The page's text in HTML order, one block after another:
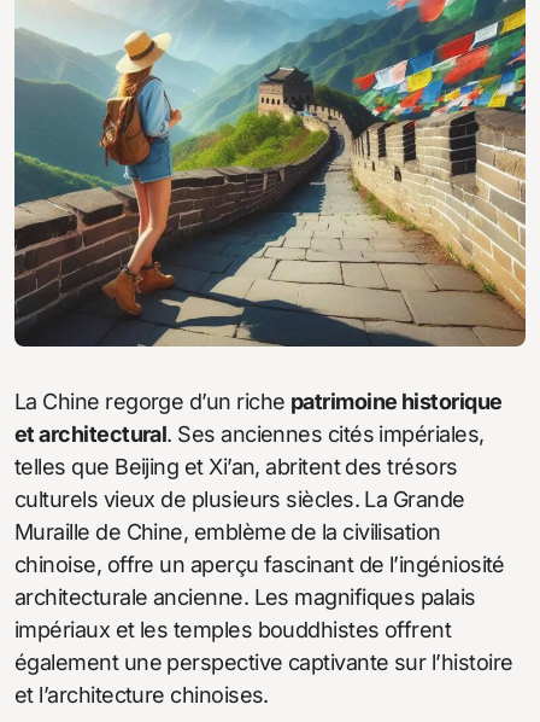
La Chine regorge d’un riche patrimoine historique
et architectural. Ses anciennes cités impériales,
telles que Beijing et Xi’an, abritent des trésors
culturels vieux de plusieurs siècles. La Grande
Muraille de Chine, emblème de la civilisation
chinoise, offre un aperçu fascinant de l’ingéniosité
architecturale ancienne. Les magnifiques palais
impériaux et les temples bouddhistes offrent
également une perspective captivante sur l’histoire
et l’architecture chinoises.